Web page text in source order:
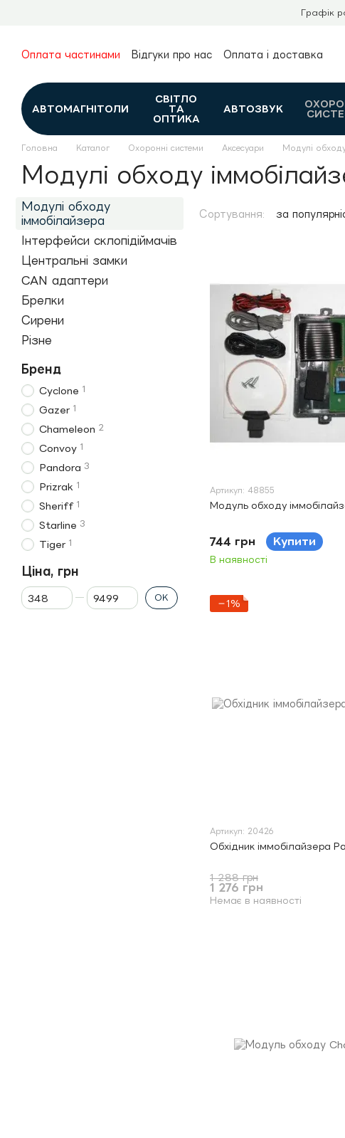
Графік
Оплата частинами Відгуки про нас
Оплата і доставка
Контакти
Каталог
АВТОМАГНІТОЛИ
СВІТЛО
ТА
ОПТИКА
АВТОЗВУК
Головна Каталог Охоронні системи Аксесуари Модулі
Модулі обходу
Сортування: за
Артикул: 48855
Модуль обходу
744 грн Купити
В наявності
−1%
Артикул: 20426
Обхідник іммобілайзера
1 288 грн
1 276 грн
Немає в наявності
Модулі обходу
іммобілайзера
Інтерфейси склопідіймачів
Центральні замки
CAN адаптери
Брелки
Сирени
Різне
Бренд
Cyclone 1
Gazer 1
Chameleon 2
Convoy 1
Pandora 3
Prizrak 1
Sheriff 1
Starline 3
Tiger 1
Ціна, грн
Від Ціна, грн
До Ціна, грн
ОК